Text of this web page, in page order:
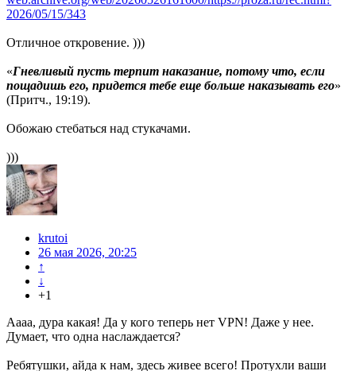
2026/05/15/343
Отличное откровение. )))
«Гневливый пусть терпит наказание, потому что, если
пощадишь его, придется тебе еще больше наказывать его»
(Притч., 19:19).
Обожаю стебаться над стукачами.
)))
krutoi
26 мая 2026, 20:25
↑
↓
+1
Аааа, дура какая! Да у кого теперь нет VPN! Даже у нее.
Думает, что одна наслаждается?
Ребятушки, айда к нам, здесь живее всего! Протухли ваши